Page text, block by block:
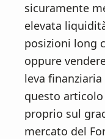
n
t
e
n
t
y
s
i
d
e
b
a
r
sicuramente
elevata
posizioni long
oppure
leva finanziaria
questo
proprio sul
mercato del